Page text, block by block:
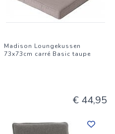
Madison Loungekussen
73x73cm carré Basic taupe
€ 44,95